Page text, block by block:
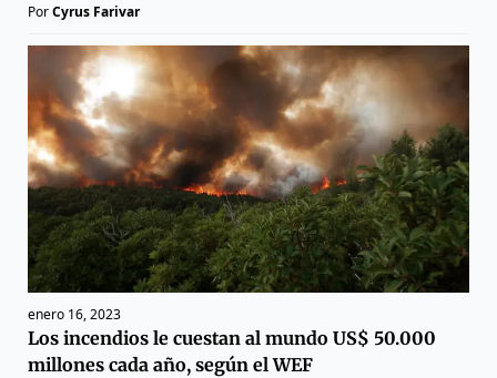
PorCyrus Farivar
enero 16, 2023
Los incendios le cuestan al mundo US$ 50.000
millones cada año, según el WEF